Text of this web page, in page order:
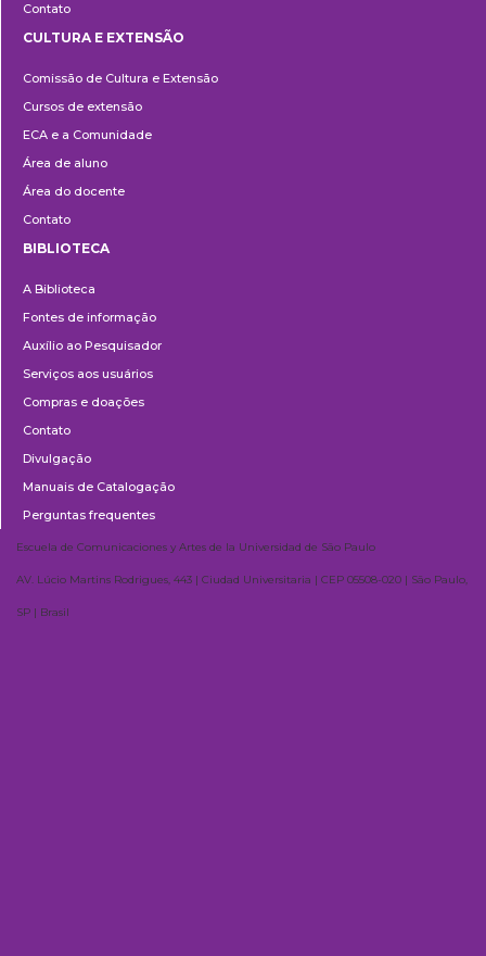
Contato
e
Extensão
CULTURA E EXTENSÃO
Comissão de Cultura e Extensão
Cursos de extensão
ECA e a Comunidade
Área de aluno
Área do docente
Contato
BIBLIOTECA
A Biblioteca
Fontes de informação
Auxílio ao Pesquisador
Serviços aos usuários
Compras e doações
Contato
Divulgação
Manuais de Catalogação
Perguntas frequentes
Escuela de Comunicaciones y Artes de la Universidad de São Paulo
AV. Lúcio Martins Rodrigues, 443 | Ciudad Universitaria | CEP 05508-020 | São Paulo,
SP | Brasil